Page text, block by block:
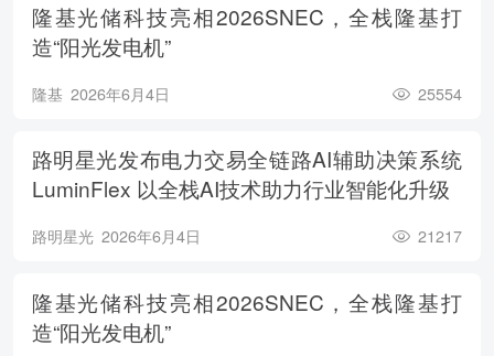
隆基光储科技亮相2026SNEC，全栈隆基打
造“阳光发电机”
隆基 2026年6月4日 25554
路明星光发布电力交易全链路AI辅助决策系统
LuminFlex 以全栈AI技术助力行业智能化升级
路明星光 2026年6月4日 21217
隆基光储科技亮相2026SNEC，全栈隆基打
造“阳光发电机”